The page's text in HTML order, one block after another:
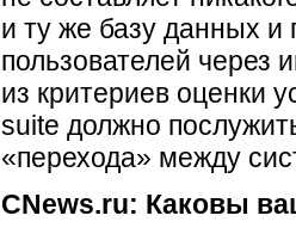
и ту же базу данных
пользователей через
из критериев оценки
suite должно
«перехода» между
CNews.ru: Каковы